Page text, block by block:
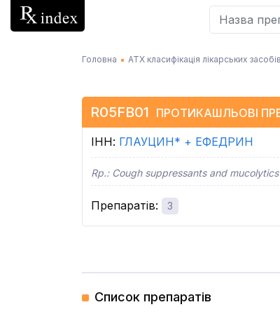
Головна АТХ класифікація лікарських
R05FB01 ПРОТИКАШЛЬОВІ
ІНН: ГЛАУЦИН* + ЕФЕДРИН
Rp.: Cough suppressants and mucolytics
Препаратів: 3
Список препаратів